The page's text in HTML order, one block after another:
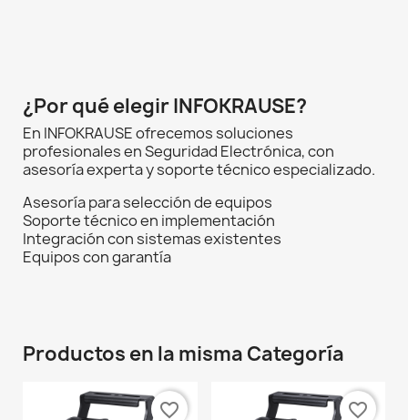
¿Por qué elegir INFOKRAUSE?
En INFOKRAUSE ofrecemos soluciones
profesionales en Seguridad Electrónica, con
asesoría experta y soporte técnico especializado.
Asesoría para selección de equipos
Soporte técnico en implementación
Integración con sistemas existentes
Equipos con garantía
Productos en la misma Categoría
favorite_border favorite_border